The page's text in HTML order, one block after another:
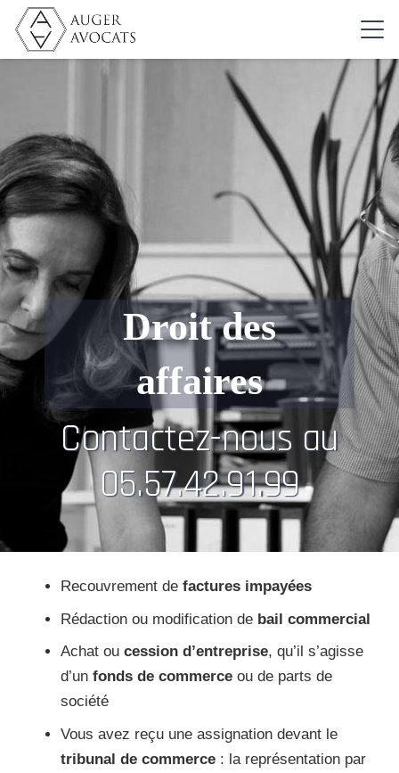
Droit des
affaires
Contactez-nous au
05.57.42.91.99
Recouvrement de factures impayées
Rédaction ou modification de bail commercial
Achat ou cession d’entreprise, qu’il s’agisse
d’un fonds de commerce ou de parts de
société
Vous avez reçu une assignation devant le
tribunal de commerce : la représentation par